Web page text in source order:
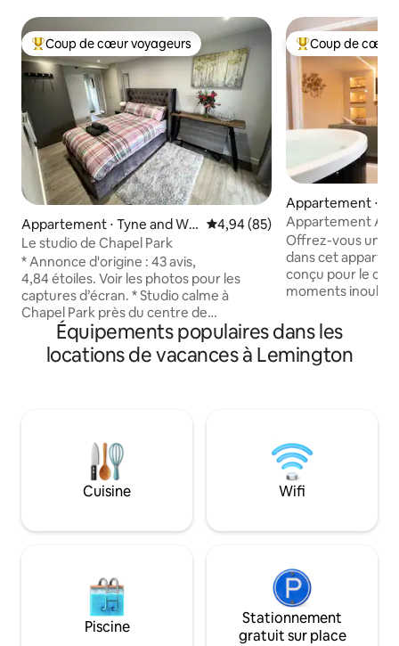
Coups de cœur voyageurs les plus appréciés
Coup de cœur voyageurs
Appartement ⋅ Tyne and We
ar
Évaluation moyenne sur la
4,94 (85)
Le studio de Chapel Park
* Annonce d'origine : 43 avis,
4,84 étoiles. Voir les photos pour les
captures d’écran. * Studio calme à
Chapel Park près du centre de
Newcastle. À 10 minutes de l'aéroport et
des liaisons de bus à seulement
30 secondes à pied. Comprend un lit
électrique. Salle de bain privée avec
douche à effet pluie et parking dans
l'allée. Comprend une table pliante pour
travailler ou manger et l'accès à un jardin
paisible avec un excellent accès à la ville
Coups de cœur
Coup de cœur
Appartement ⋅
ear
Appartement
Offrez-vous un
dans cet
conçu pour le
moments
de villégiature
environs en
profitant d'une
de canard |
Cet endroit
ce qui facilite la
visite
Équipements populaires dans les
locations de vacances à Lemington
Cuisine Wifi
Piscine
Stationnement
gratuit sur place